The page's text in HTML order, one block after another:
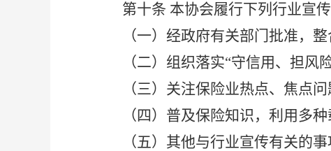
第十条 本协会履行下列行业宣传
（一）经政府有关部门批准，
（二）组织落实“守信用、担风
（三）关注保险业热点、焦点
（四）普及保险知识，利用多
（五）其他与行业宣传有关的事